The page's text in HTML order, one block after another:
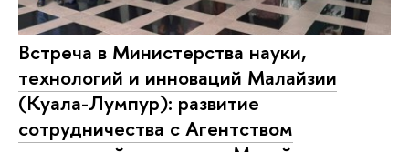
Встреча в Министерства науки,
технологий и инноваций Малайзии
(Куала-Лумпур): развитие
сотрудничества с Агентством